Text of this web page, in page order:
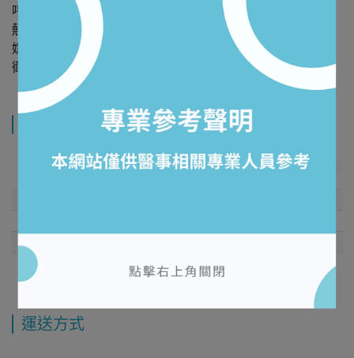
呼吸。加寬黏貼部， 敷料不易脫落。貼布圓角設計，預防
翹邊。
嫘縈纖維棉墊-快速吸收滲液，不易造成皮膚浸潤。
衛部醫器輸壹字第018030號；北市衛器廣字第112040157號
運送方式